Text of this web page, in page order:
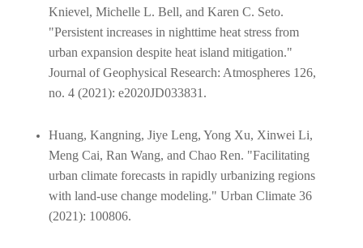
Knievel, Michelle L. Bell, and Karen C. Seto.
"Persistent increases in nighttime heat stress from
urban expansion despite heat island mitigation."
Journal of Geophysical Research: Atmospheres 126,
no. 4 (2021): e2020JD033831.
Huang, Kangning, Jiye Leng, Yong Xu, Xinwei Li,
Meng Cai, Ran Wang, and Chao Ren. "Facilitating
urban climate forecasts in rapidly urbanizing regions
with land-use change modeling." Urban Climate 36
(2021): 100806.